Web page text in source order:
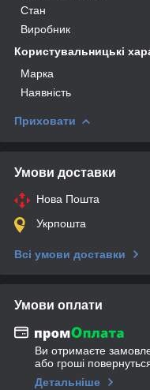
Стан
Виробник
Користувальницькі
Марка
Наявність
Приховати
Умови доставки
Нова Пошта
Укрпошта
Всі умови доставки
Умови оплати
Ви отримаєте
або гроші
Детальніше